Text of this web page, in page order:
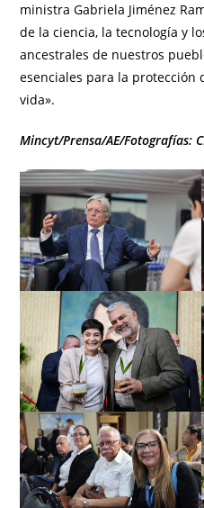
ministra Gabriela Jiménez
de la ciencia, la tecnología y
ancestrales de nuestros
esenciales para la protección
vida».
Mincyt/Prensa/AE/Fotografías: